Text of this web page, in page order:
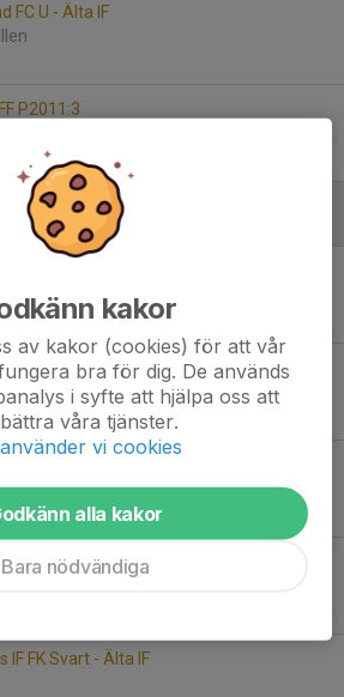
FC U - Älta IF
P2011:3
1
IK Svart
1
IF 3
IF FK Svart - Älta IF
kakor
av kakor (cookies) för att vår
bra för dig. De används
i syfte att hjälpa oss att
våra tjänster.
vi cookies
alla kakor
Bara nödvändiga